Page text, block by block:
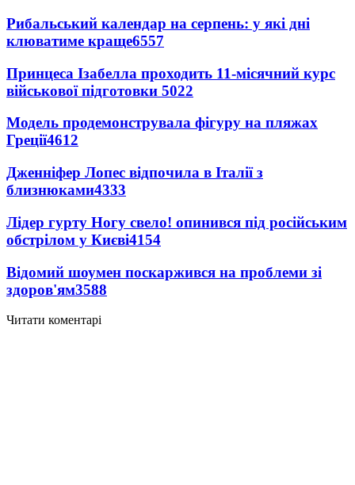
Рибальський календар на серпень: у які дні
клюватиме краще6557
Принцеса Ізабелла проходить 11-місячний курс
військової підготовки 5022
Модель продемонструвала фігуру на пляжах
Греції4612
Дженніфер Лопес відпочила в Італії з
близнюками4333
Лідер гурту Ногу свело! опинився під російським
обстрілом у Києві4154
Відомий шоумен поскаржився на проблеми зі
здоров'ям3588
Читати коментарі